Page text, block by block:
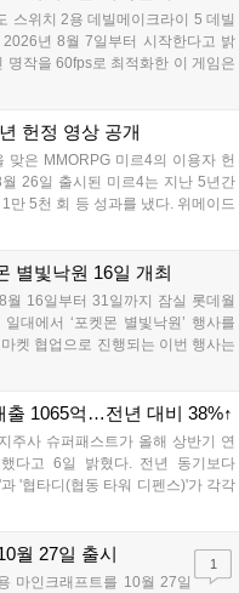
스위치 2용 데빌메이크라이 5 데빌
년 8월 7일부터 시작한다고 밝
명작을 60fps로 최적화한 이 게임은
한 추가 콘텐츠가 포함된다. 국내
가 등급이다....
헌정 영상 공개
맞은 MMORPG 미르4의 이용자 헌
26일 출시된 미르4는 지난 5년간
만 5천 회 등 성과를 냈다. 위메이드
뮤직비디오와 성과 정리 영상을
별빛낙원 16일 개최
16일부터 31일까지 잠실 롯데월
대에서 ‘포켓몬 별빛낙원’ 행사를
켓 협업으로 진행되는 이번 행사는
비로운 테마 공간과 팝업스토어,
프로모 카드 등 다양한 혜택이 제공
....
출 1065억…전년 대비 38%↑
주사 슈퍼패스트가 올해 상반기 연
다고 6일 밝혔다. 전년 동기보다
'협타디(협동 타워 디펜스)'가 각각
출의 90%를 채웠다. 특히 2024년
월 27일 출시
마인크래프트를 10월 27일
1